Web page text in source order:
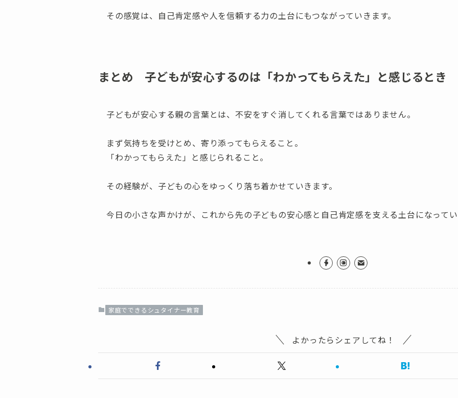
その感覚は、自己肯定感や人を信頼する力の土台にもつながっていきます。
まとめ 子どもが安心するのは「わかってもらえた」と感じるとき
子どもが安心する親の言葉とは、不安をすぐ消してくれる言葉ではありません。
まず気持ちを受けとめ、寄り添ってもらえること。
「わかってもらえた」と感じられること。
その経験が、子どもの心をゆっくり落ち着かせていきます。
今日の小さな声かけが、これから先の子どもの安心感と自己肯定感を支える土台になって
家庭でできるシュタイナー教育
よかったらシェアしてね！